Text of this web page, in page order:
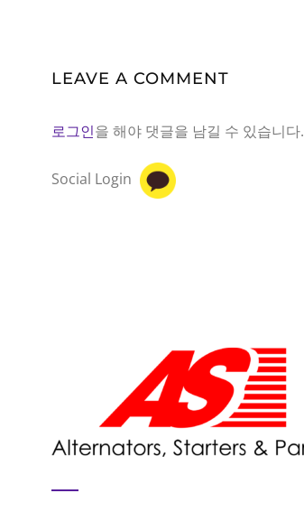
LEAVE A COMMENT
로그인을 해야 댓글을 남길 수 있습니다.
Social Login